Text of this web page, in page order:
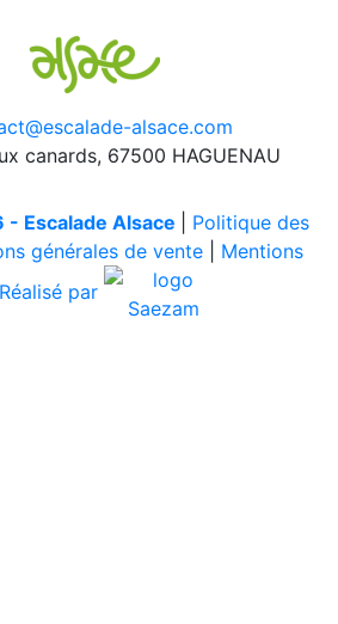
alsace.com
canards, 67500 HAGUENAU
Escalade Alsace
Politique des
générales de vente| Mentions
Réalisé par